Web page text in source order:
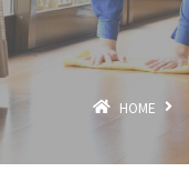
HOME